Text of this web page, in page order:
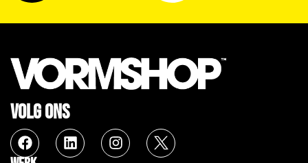
VOLG ONS